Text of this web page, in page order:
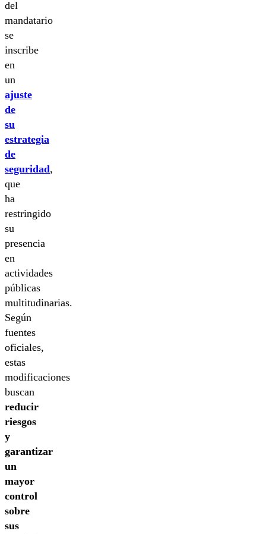
del
mandatario
se
inscribe
en
un
ajuste
de
su
estrategia
de
seguridad,
que
ha
restringido
su
presencia
en
actividades
públicas
multitudinarias.
Según
fuentes
oficiales,
estas
modificaciones
buscan
reducir
riesgos
y
garantizar
un
mayor
control
sobre
sus